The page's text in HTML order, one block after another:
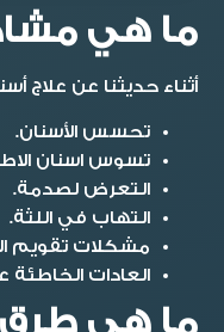
ما هي
أثناء حديثنا عن علاج
تحسس الأسنان.
تسوس اسنان
التعرض لصدمة.
التهاب في اللثة.
مشكلات تقويم
العادات الخاطئة
ما هي طرق